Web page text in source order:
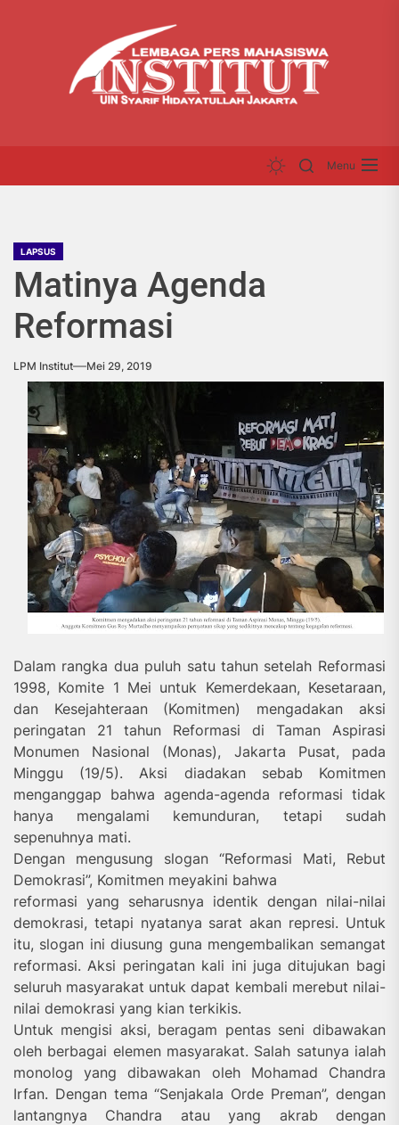
Menu
LAPSUS
Matinya Agenda
Reformasi
LPM Institut Mei 29, 2019
Dalam rangka dua puluh satu tahun setelah Reformasi
1998, Komite 1 Mei untuk Kemerdekaan, Kesetaraan,
dan Kesejahteraan (Komitmen) mengadakan aksi
peringatan 21 tahun Reformasi di Taman Aspirasi
Monumen Nasional (Monas), Jakarta Pusat, pada
Minggu (19/5). Aksi diadakan sebab Komitmen
menganggap bahwa agenda-agenda reformasi tidak
hanya mengalami kemunduran, tetapi sudah
sepenuhnya mati.
Dengan mengusung slogan “Reformasi Mati, Rebut
Demokrasi”, Komitmen meyakini bahwa
reformasi yang seharusnya identik dengan nilai-nilai
demokrasi, tetapi nyatanya sarat akan represi. Untuk
itu, slogan ini diusung guna mengembalikan semangat
reformasi. Aksi peringatan kali ini juga ditujukan bagi
seluruh masyarakat untuk dapat kembali merebut nilai-
nilai demokrasi yang kian terkikis.
Untuk mengisi aksi, beragam pentas seni dibawakan
oleh berbagai elemen masyarakat. Salah satunya ialah
monolog yang dibawakan oleh Mohamad Chandra
Irfan. Dengan tema “Senjakala Orde Preman”, dengan
lantangnya Chandra atau yang akrab dengan